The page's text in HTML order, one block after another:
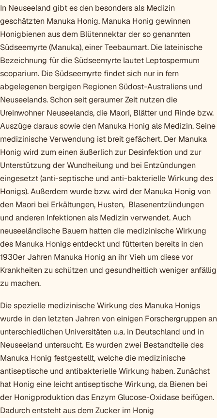
In Neuseeland gibt es den besonders als Medizin
geschätzten Manuka Honig. Manuka Honig gewinnen
Honigbienen aus dem Blütennektar der so genannten
Südseemyrte (Manuka), einer Teebaumart. Die lateinische
Bezeichnung für die Südseemyrte lautet Leptospermum
scoparium. Die Südseemyrte findet sich nur in fern
abgelegenen bergigen Regionen Südost-Australiens und
Neuseelands. Schon seit geraumer Zeit nutzen die
Ureinwohner Neuseelands, die Maori, Blätter und Rinde bzw.
Auszüge daraus sowie den Manuka Honig als Medizin. Seine
medizinische Verwendung ist breit gefächert. Der Manuka
Honig wird zum einen äußerlich zur Desinfektion und zur
Unterstützung der Wundheilung und bei Entzündungen
eingesetzt (anti-septische und anti-bakterielle Wirkung des
Honigs). Außerdem wurde bzw. wird der Manuka Honig von
den Maori bei Erkältungen, Husten, Blasenentzündungen
und anderen Infektionen als Medizin verwendet. Auch
neuseeländische Bauern hatten die medizinische Wirkung
des Manuka Honigs entdeckt und fütterten bereits in den
1930er Jahren Manuka Honig an ihr Vieh um diese vor
Krankheiten zu schützen und gesundheitlich weniger anfällig
zu machen.
Die spezielle medizinische Wirkung des Manuka Honigs
wurde in den letzten Jahren von einigen Forschergruppen an
unterschiedlichen Universitäten u.a. in Deutschland und in
Neuseeland untersucht. Es wurden zwei Bestandteile des
Manuka Honig festgestellt, welche die medizinische
antiseptische und antibakterielle Wirkung haben. Zunächst
hat Honig eine leicht antiseptische Wirkung, da Bienen bei
der Honigproduktion das Enzym Glucose-Oxidase beifügen.
Dadurch entsteht aus dem Zucker im Honig